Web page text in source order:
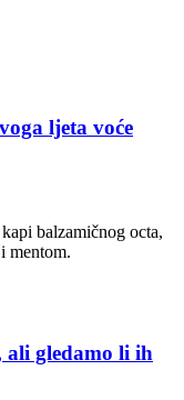
ljeta voće
balzamičnog octa,
mentom.
ali gledamo li ih